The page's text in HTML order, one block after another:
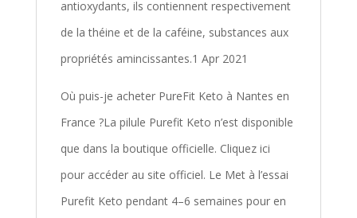
antioxydants, ils contiennent respectivement
de la théine et de la caféine, substances aux
propriétés amincissantes.1 Apr 2021
Où puis-je acheter PureFit Keto à Nantes en
France ?La pilule Purefit Keto n’est disponible
que dans la boutique officielle. Cliquez ici
pour accéder au site officiel. Le Met à l’essai
Purefit Keto pendant 4–6 semaines pour en